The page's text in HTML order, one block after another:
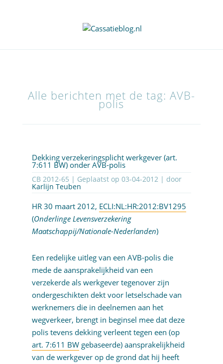
Alle berichten met de tag: AVB-
polis
Dekking verzekeringsplicht werkgever (art.
7:611 BW) onder AVB-polis
CB 2012-65 | Geplaatst op 03-04-2012| door
Karlijn Teuben
HR 30 maart 2012, ECLI:NL:HR:2012:BV1295
(Onderlinge Levensverzekering
Maatschappij/Nationale-Nederlanden)
Een redelijke uitleg van een AVB-polis die
mede de aansprakelijkheid van een
verzekerde als werkgever tegenover zijn
ondergeschikten dekt voor letselschade van
werknemers die in deelnemen aan het
wegverkeer, brengt in beginsel mee dat deze
polis tevens dekking verleent tegen een (op
art. 7:611 BWgebaseerde) aansprakelijkheid
van de werkgever op de grond dat hij heeft